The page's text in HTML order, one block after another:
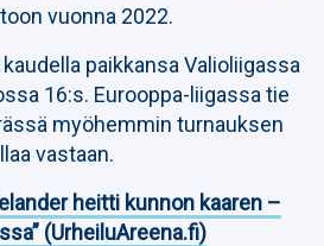
vuonna 2022.
paikkansa Valioliigassa
16:s. Eurooppa-liigassa tie
myöhemmin turnauksen
vastaan.
heitti kunnon kaaren –
(UrheiluAreena.fi)